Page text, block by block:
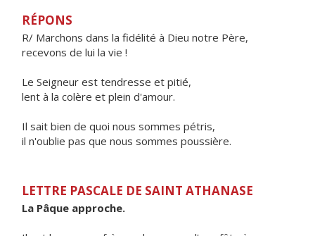
RÉPONS
R/ Marchons dans la fidélité à Dieu notre Père,
recevons de lui la vie !
Le Seigneur est tendresse et pitié,
lent à la colère et plein d'amour.
Il sait bien de quoi nous sommes pétris,
il n'oublie pas que nous sommes poussière.
LETTRE PASCALE DE SAINT ATHANASE
La Pâque approche.